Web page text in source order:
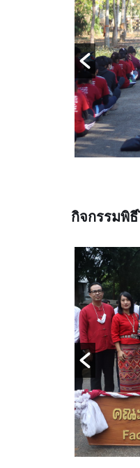
กิจกรรมพิ